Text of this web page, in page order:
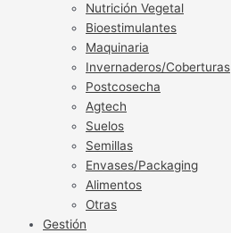
Nutrición Vegetal
Bioestimulantes
Maquinaria
Invernaderos/Coberturas
Postcosecha
Agtech
Suelos
Semillas
Envases/Packaging
Alimentos
Otras
Gestión